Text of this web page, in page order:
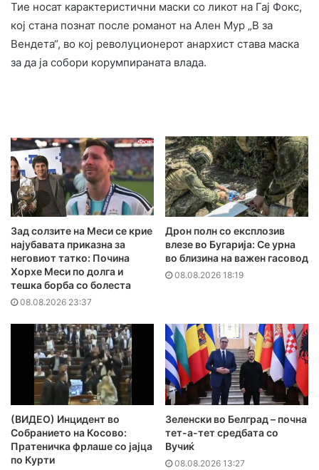
Тие носат карактеристични маски со ликот на Гај Фокс,
кој стана познат после романот на Ален Мур „В за
Вендета“, во кој револуционерот анархист става маска
за да ја собори корумпираната влада.
Зад солзите на Меси се крие
најубавата приказна за
неговиот татко: Почина
Хорхе Меси по долга и
тешка борба со болеста
08.08.2026 23:37
Дрон полн со експлозив
влезе во Бугарија: Се урна
во близина на важен гасовод
08.08.2026 18:19
(ВИДЕО) Инцидент во
Собранието на Косово:
Пратеничка фрлаше со јајца
по Курти
Зеленски во Белград – почна
тет-а-тет средбата со
Вучиќ
08.08.2026 13:27